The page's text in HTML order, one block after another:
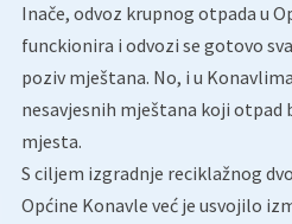
Inače, odvoz krupnog otpada u
funckionira i odvozi se gotovo
poziv mještana. No, i u
nesavjesnih mještana koji otpad
mjesta.
S ciljem izgradnje reciklažnog
Općine Konavle već je usvojilo